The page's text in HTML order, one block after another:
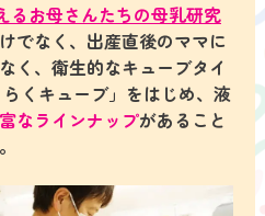
るお母さんたちの母乳研究
でなく、出産直後のママに
く、 衛生的なキューブタイ
くキューブ」をはじめ、液
なラインナップがあること